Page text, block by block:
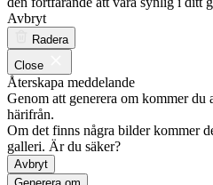
Avbryt
Radera
Close
Återskapa meddelande
Genom att generera om kommer du
härifrån.
Om det finns några bilder kommer
galleri. Är du säker?
Avbryt